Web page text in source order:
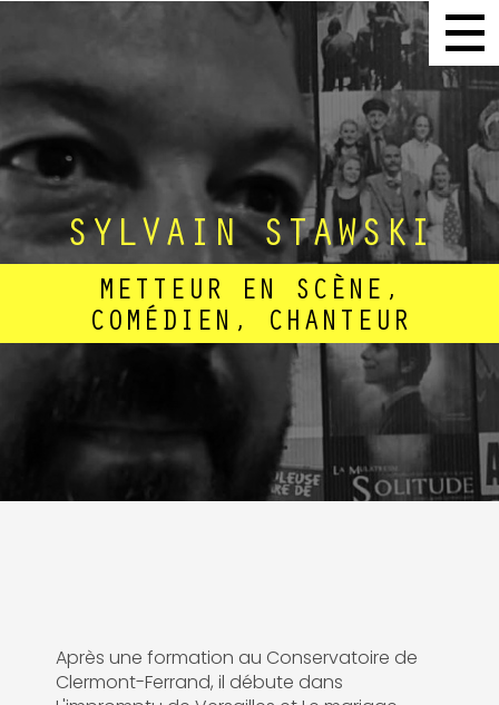
SYLVAIN STAWSKI
METTEUR EN SCÈNE,
COMÉDIEN, CHANTEUR
Après une formation au Conservatoire de
Clermont-Ferrand, il débute dans